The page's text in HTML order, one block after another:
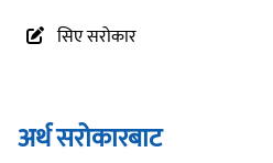
सिए सरोकार
अर्थ सरोकारबाट